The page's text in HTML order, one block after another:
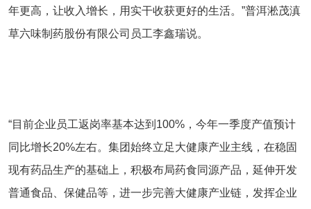
年更高，让收入增长，用实干收获更好的生活。”普洱淞茂滇
草六味制药股份有限公司员工李鑫瑞说。
“目前企业员工返岗率基本达到100%，今年一季度产值预计
同比增长20%左右。集团始终立足大健康产业主线，在稳固
现有药品生产的基础上，积极布局药食同源产品，延伸开发
普通食品、保健品等，进一步完善大健康产业链，发挥企业